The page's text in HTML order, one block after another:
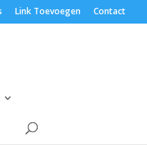
Link Toevoegen Contact